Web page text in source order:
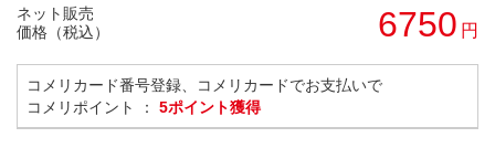
ネット販売
価格（税込）
6750 円
コメリカード番号登録、コメリカードでお支払いで
コメリポイント ： 5ポイント獲得